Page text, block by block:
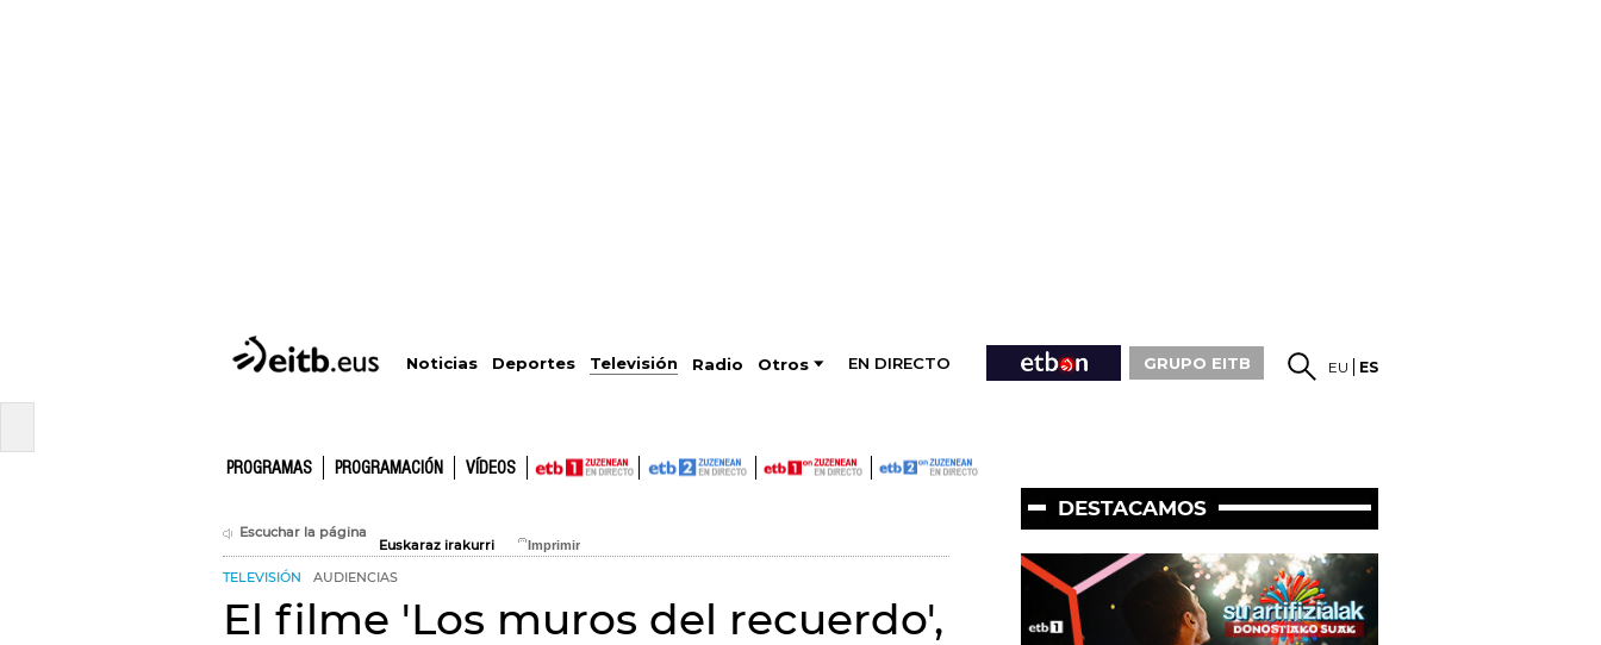
Noticias Deportes Televisión Radio Otros EN DIRECTO GRUPO EITB EU ES
PROGRAMAS PROGRAMACIÓN VÍDEOS
Escuchar la página
Euskaraz irakurri
TELEVISIÓN AUDIENCIAS
El filme 'Los muros del recuerdo',
DESTACAMOS